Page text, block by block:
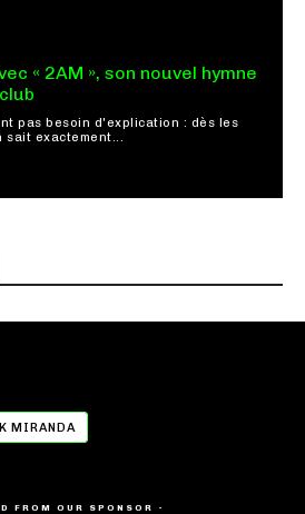
« 2AM », son nouvel hymne
pas besoin d'explication : dès les
exactement...
MIRANDA
FROM OUR SPONSOR -